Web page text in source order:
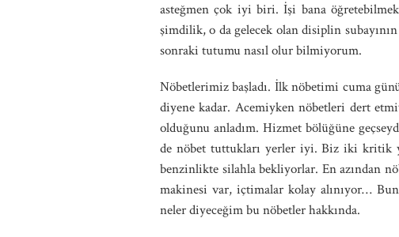
asteğmen çok iyi biri. İşi bana
şimdilik, o da gelecek olan disiplin
sonraki tutumu nasıl olur bilmiyorum.
Nöbetlerimiz başladı. İlk nöbetimi cuma
diyene kadar. Acemiyken nöbetleri dert
olduğunu anladım. Hizmet bölüğüne
de nöbet tuttukları yerler iyi. Biz iki kritik
benzinlikte silahla bekliyorlar. En azından
makinesi var, içtimalar kolay alınıyor…
neler diyeceğim bu nöbetler hakkında.